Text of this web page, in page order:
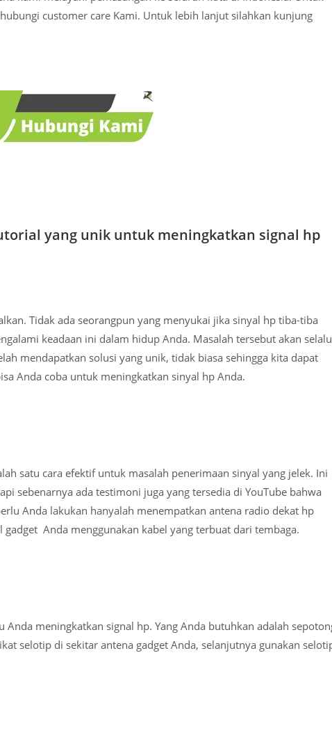
customer care Kami. Untuk lebih lanjut silahkan kunjung
yang unik untuk meningkatkan signal hp
Tidak ada seorangpun yang menyukai jika sinyal hp tiba-tiba
keadaan ini dalam hidup Anda. Masalah tersebut akan selalu
mendapatkan solusi yang unik, tidak biasa sehingga kita dapat
Anda coba untuk meningkatkan sinyal hp Anda.
satu cara efektif untuk masalah penerimaan sinyal yang jelek. Ini
sebenarnya ada testimoni juga yang tersedia di YouTube bahwa
Anda lakukan hanyalah menempatkan antena radio dekat hp
Anda menggunakan kabel yang terbuat dari tembaga.
meningkatkan signal hp. Yang Anda butuhkan adalah
selotip di sekitar antena gadget Anda, selanjutnya gunakan